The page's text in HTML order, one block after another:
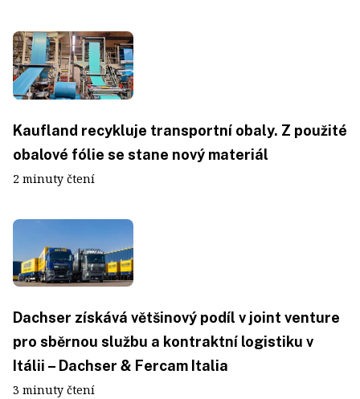
Kaufland recykluje transportní obaly. Z použité
obalové fólie se stane nový materiál
2 minuty čtení
Dachser získává většinový podíl v joint venture
pro sběrnou službu a kontraktní logistiku v
Itálii – Dachser & Fercam Italia
3 minuty čtení